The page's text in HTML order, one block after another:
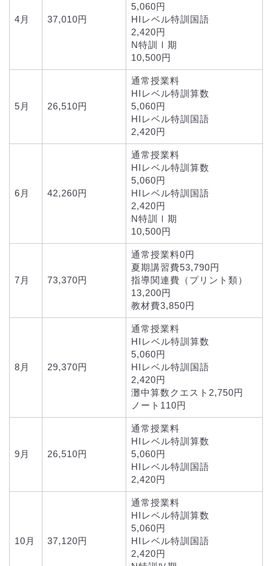
4月 37,010円
5,060円
HIレベル特訓国語
2,420円
N特訓Ⅰ期
10,500円
5月 26,510円
通常授業料
HIレベル特訓算数
5,060円
HIレベル特訓国語
2,420円
6月 42,260円
通常授業料
HIレベル特訓算数
5,060円
HIレベル特訓国語
2,420円
N特訓Ⅰ期
10,500円
7月 73,370円
通常授業料0円
夏期講習費53,790円
指導関連費（プリント類）
13,200円
教材費3,850円
8月 29,370円
通常授業料
HIレベル特訓算数
5,060円
HIレベル特訓国語
2,420円
灘中算数クエスト2,750円
ノート110円
9月 26,510円
通常授業料
HIレベル特訓算数
5,060円
HIレベル特訓国語
2,420円
10月 37,120円
通常授業料
HIレベル特訓算数
5,060円
HIレベル特訓国語
2,420円